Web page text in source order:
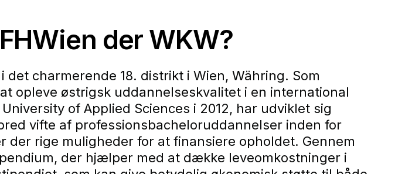
der WKW?
charmerende 18. distrikt i Wien, Währing. Som
opleve østrigsk uddannelseskvalitet i en international
of Applied Sciences i 2012, har udviklet sig
vifte af professionsbacheloruddannelser inden for
rige muligheder for at finansiere opholdet. Gennem
der hjælper med at dække leveomkostninger i